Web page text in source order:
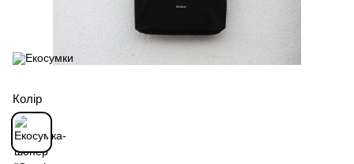
Колір